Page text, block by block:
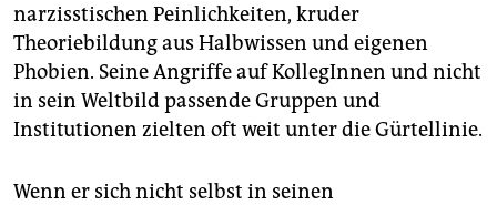
narzisstischen Peinlichkeiten, kruder
Theoriebildung aus Halbwissen und eigenen
Phobien. Seine Angriffe auf KollegInnen und nicht
in sein Weltbild passende Gruppen und
Institutionen zielten oft weit unter die Gürtellinie.
Wenn er sich nicht selbst in seinen